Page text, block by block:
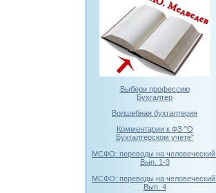
Выбери профессию
Бухгалтер
Волшебная бухгалтерия
Комментарии к ФЗ "О
Бухгалтерском учете"
МСФО: переводы на человеческий.
Вып. 1-3
МСФО: переводы на человеческий.
Вып. 4